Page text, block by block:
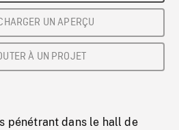
UN APERÇU
À UN PROJET
pénétrant dans le hall de